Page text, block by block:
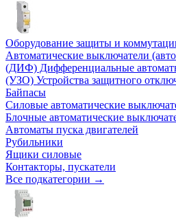
Оборудование защиты и
Автоматические выключатели
(ДИФ) Дифференциальные
(УЗО) Устройства защитного
Байпасы
Силовые автоматические
Блочные автоматические
Автоматы пуска двигателей
Рубильники
Ящики силовые
Контакторы, пускатели
Все подкатегории →